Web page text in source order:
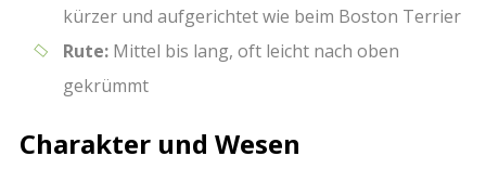
kürzer und aufgerichtet wie beim Boston Terrier
Rute: Mittel bis lang, oft leicht nach oben
gekrümmt
Charakter und Wesen